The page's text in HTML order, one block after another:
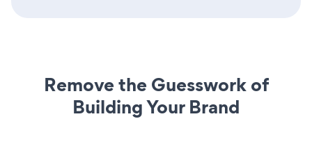
Remove the Guesswork of
Building Your Brand